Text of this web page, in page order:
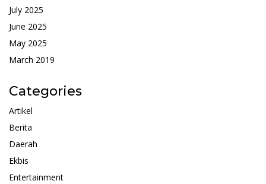
July 2025
June 2025
May 2025
March 2019
Categories
Artikel
Berita
Daerah
Ekbis
Entertainment